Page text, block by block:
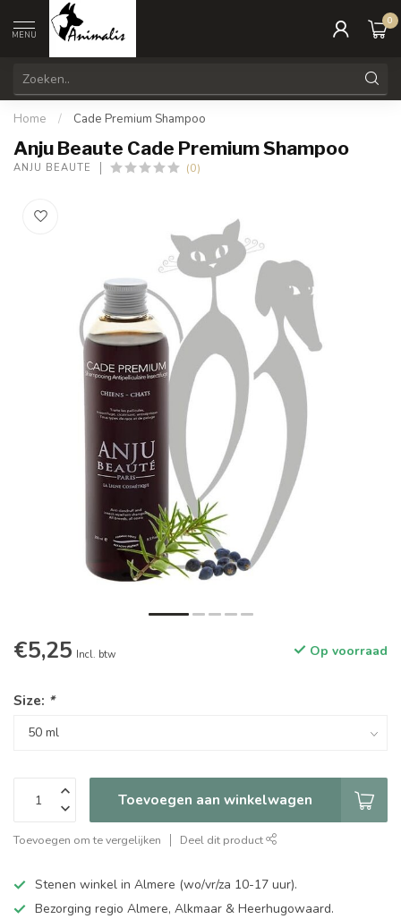
MENU
0
Home / Cade Premium Shampoo
Anju Beaute Cade Premium Shampoo
ANJU BEAUTE (0)
€5,25 Incl. btw Op voorraad
Size: *
Toevoegen aan winkelwagen
Toevoegen om te vergelijken Deel dit product
Stenen winkel in Almere (wo/vr/za 10-17 uur).
Bezorging regio Almere, Alkmaar & Heerhugowaard.